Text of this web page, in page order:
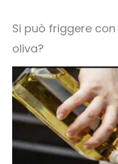
Si può friggere
oliva?